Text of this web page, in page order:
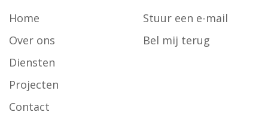
Home
Over ons
Diensten
Projecten
Contact
Stuur een e-mail
Bel mij terug